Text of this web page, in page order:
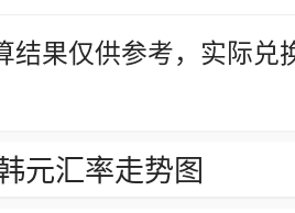
结果仅供参考，实际
元汇率走势图